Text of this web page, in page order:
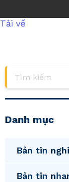
Tải về
Danh mục
Bản tin
Bản tin